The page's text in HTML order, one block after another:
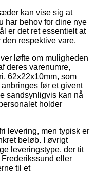
kan vise sig at
har behov for dine nye
er det ret essentielt at
respektive vare.
løfte om muligheden
deres varenumre,
62x22x10mm, som
før et givent
sandsynligvis kan nå
holder
levering, men typisk er
beløb. I øvrigt
leveringstype, der tit
eller
til et